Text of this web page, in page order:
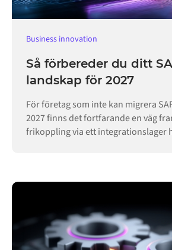
Business innovation
Så förbereder du ditt
landskap för 2027
För företag som inte kan migrera
2027 finns det fortfarande en väg
frikoppling via ett integrationslager